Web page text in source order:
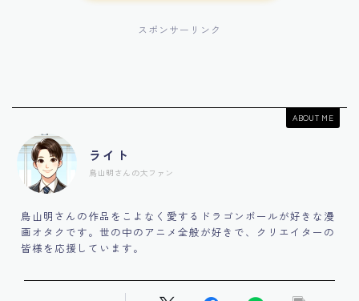
スポンサーリンク
ABOUT ME
ライト
鳥山明さんの大ファン
鳥山明さんの作品をこよなく愛するドラゴンボールが好きな漫
画オタクです。世の中のアニメ全般が好きで、クリエイターの
皆様を応援しています。